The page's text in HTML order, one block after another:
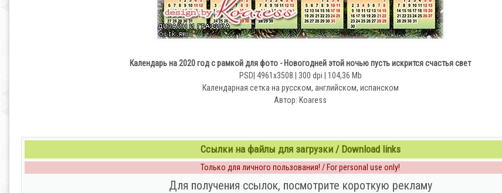
Календарь на 2020 год с рамкой для фото - Новогодней этой ночью пусть искрится счастья свет
PSD| 4961x3508 | 300 dpi | 104,36 Mb
Календарная сетка на русском, английском, испанском
Автор: Koaress
Ссылки на файлы для загрузки / Download links
Только для личного пользования! / For personal use only!
Для получения ссылок, посмотрите короткую рекламу